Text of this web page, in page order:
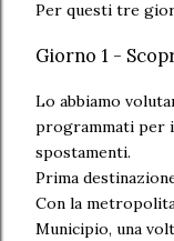
Per questi tre
Giorno 1 -
Lo abbiamo
programmati per
spostamenti.
Prima
Con la
Municipio, una